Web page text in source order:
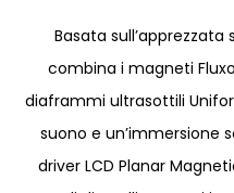
Basata sull’apprezzata
combina i magneti
diaframmi ultrasottili
suono e un’immersione
driver LCD Planar